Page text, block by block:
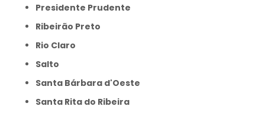
Presidente Prudente
Ribeirão Preto
Rio Claro
Salto
Santa Bárbara d'Oeste
Santa Rita do Ribeira